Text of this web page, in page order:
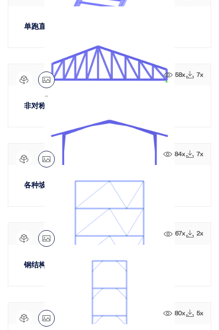
Dlubal 应用程序编程接口
您通往参数化建模和自动化的大门
了解 API
API 文档
开始使用
订阅与价格
钢节点有限元分析
使用CBFEM设计和分析钢连接，符合EN 1993‑1‑8和
AISC 360标准，完全集成在RFEM 6中，以加快和提高
单跑直楼梯带荷载
58x 7x
非对称双坡2D桁架
84x 7x
各种坡度类型的框架生成器
67x 2x
钢结构支撑系统
80x 5x